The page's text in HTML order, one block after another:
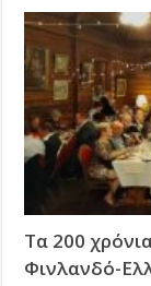
Τα 200
Φινλανδό-